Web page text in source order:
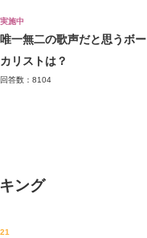
実施中
唯一無二の歌声だと思うボー
カリストは？
回答数：8104
ング
21